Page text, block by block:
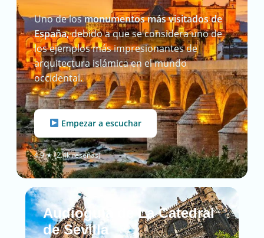
Uno de losmonumentos más visitados de
España, debido a que se considera uno de
los ejemplos más impresionantes de
arquitectura islámica en el mundo
occidental.
Empezar a escuchar
4.9 ★ (2.4k reseñas)
Audioguía de La Catedral
de Sevilla